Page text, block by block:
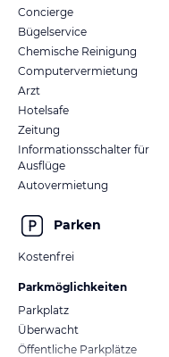
Concierge
Bügelservice
Chemische Reinigung
Computervermietung
Arzt
Hotelsafe
Zeitung
Informationsschalter für
Ausflüge
Autovermietung
Parken
Kostenfrei
Parkmöglichkeiten
Parkplatz
Überwacht
Öffentliche Parkplätze